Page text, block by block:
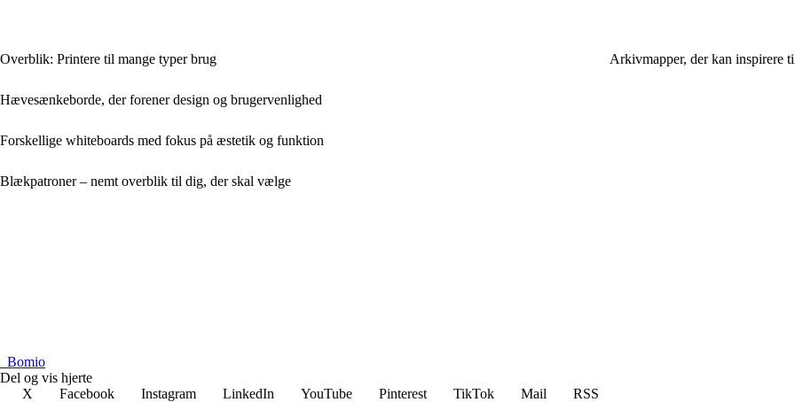
Overblik: Printere til mange typer brug
Hævesænkeborde, der forener design og brugervenlighed
Forskellige whiteboards med fokus på æstetik og funktion
Blækpatroner – nemt overblik til dig, der skal vælge
Arkivmapper, der kan inspirere
Bomio
Del og vis hjerte
X
Facebook Instagram LinkedIn YouTube Pinterest TikTok Mail
RSS